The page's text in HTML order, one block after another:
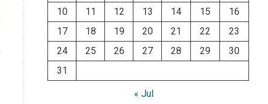
10
11 12 13 14 15
16
17
18 19 20 21 22
23
24
25 26 27 28 29
30
31
« Jul